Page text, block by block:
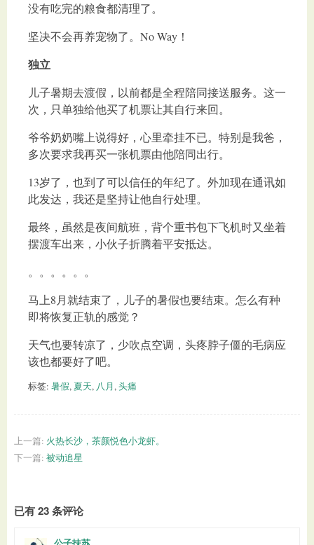
没有吃完的粮食都清理了。
坚决不会再养宠物了。No Way！
独立
儿子暑期去渡假，以前都是全程陪同接送服务。这一
次，只单独给他买了机票让其自行来回。
爷爷奶奶嘴上说得好，心里牵挂不已。特别是我爸，
多次要求我再买一张机票由他陪同出行。
13岁了，也到了可以信任的年纪了。外加现在通讯如
此发达，我还是坚持让他自行处理。
最终，虽然是夜间航班，背个重书包下飞机时又坐着
摆渡车出来，小伙子折腾着平安抵达。
。。。。。。
马上8月就结束了，儿子的暑假也要结束。怎么有种
即将恢复正轨的感觉？
天气也要转凉了，少吹点空调，头疼脖子僵的毛病应
该也都要好了吧。
标签: 暑假, 夏天, 八月,头痛
上一篇: 火热长沙，茶颜悦色小龙虾。
下一篇: 被动追星
已有 23 条评论